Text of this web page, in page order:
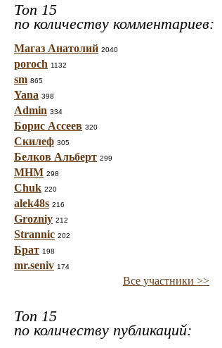
Топ 15
по количеству комментариев:
Магаз Анатолий 2040
poroch 1132
sm 865
Yana 398
Admin 334
Борис Ассеев 320
Скилеф 305
Белков Альберт 299
МНМ 298
Chuk 220
alek48s 216
Grozniy 212
Strannic 202
Брат 198
mr.seniv 174
Все участники >>
Топ 15
по количеству публикаций: